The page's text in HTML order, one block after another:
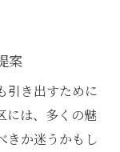
カットスタ
イルの魅力
との調和
案
引き出すために
には、多くの魅
きか迷うかもし